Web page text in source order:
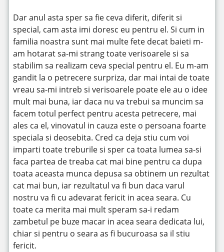
Dar anul asta sper sa fie ceva diferit, diferit si
special, cam asta imi doresc eu pentru el. Si cum in
familia noastra sunt mai multe fete decat baieti m-
am hotarat sa-mi strang toate verisoarele si sa
stabilim sa realizam ceva special pentru el. Eu m-am
gandit la o petrecere surpriza, dar mai intai de toate
vreau sa-mi intreb si verisoarele poate ele au o idee
mult mai buna, iar daca nu va trebui sa muncim sa
facem totul perfect pentru acesta petrecere, mai
ales ca el, vinovatul in cauza este o persoana foarte
speciala si deosebita. Cred ca deja stiu cum voi
imparti toate treburile si sper ca toata lumea sa-si
faca partea de treaba cat mai bine pentru ca dupa
toata aceasta munca depusa sa obtinem un rezultat
cat mai bun, iar rezultatul va fi bun daca varul
nostru va fi cu adevarat fericit in acea seara. Cu
toate ca merita mai mult speram sa-i redam
zambetul pe buze macar in acea seara dedicata lui,
chiar si pentru o seara as fi bucuroasa sa il stiu
fericit.